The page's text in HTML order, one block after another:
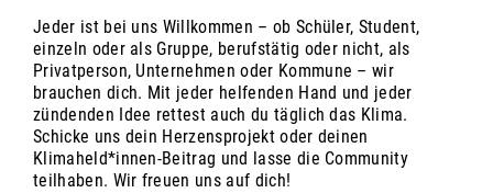
Jeder ist bei uns Willkommen – ob Schüler, Student,
einzeln oder als Gruppe, berufstätig oder nicht, als
Privatperson, Unternehmen oder Kommune – wir
brauchen dich. Mit jeder helfenden Hand und jeder
zündenden Idee rettest auch du täglich das Klima.
Schicke uns dein Herzensprojekt oder deinen
Klimaheld*innen-Beitrag und lasse die Community
teilhaben. Wir freuen uns auf dich!